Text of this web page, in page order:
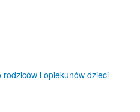
i opiekunów dzieci